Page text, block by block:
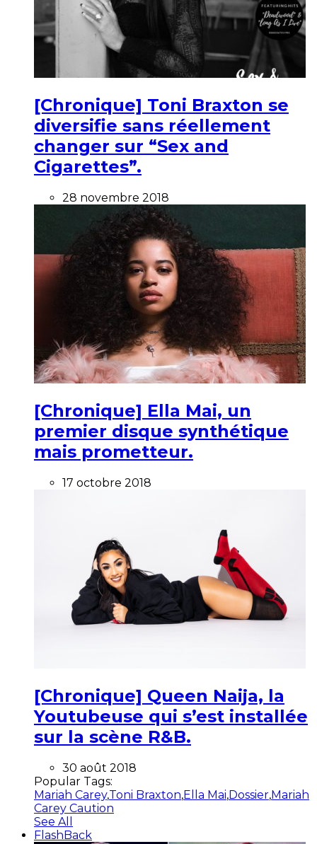
[Chronique] Toni Braxton se
diversifie sans réellement
changer sur “Sex and
Cigarettes”.
28 novembre 2018
[Chronique] Ella Mai, un
premier disque synthétique
mais prometteur.
17 octobre 2018
[Chronique] Queen Naija, la
Youtubeuse qui s’est installée
sur la scène R&B.
30 août 2018
Popular Tags:
Mariah Carey,Toni Braxton,Ella Mai,Dossier,Mariah
Carey Caution
See All
FlashBack